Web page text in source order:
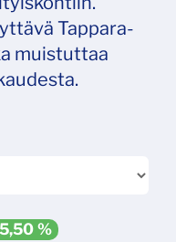
Tappara-
muistuttaa
%